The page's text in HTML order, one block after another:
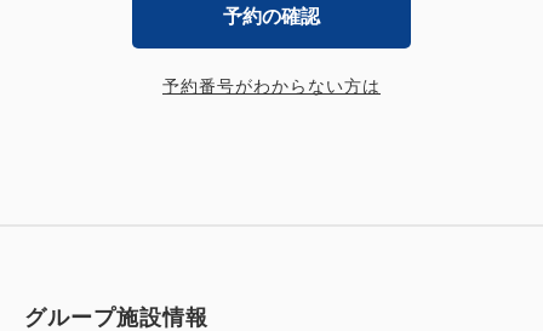
予約の確認
予約番号がわからない方は
グループ施設情報